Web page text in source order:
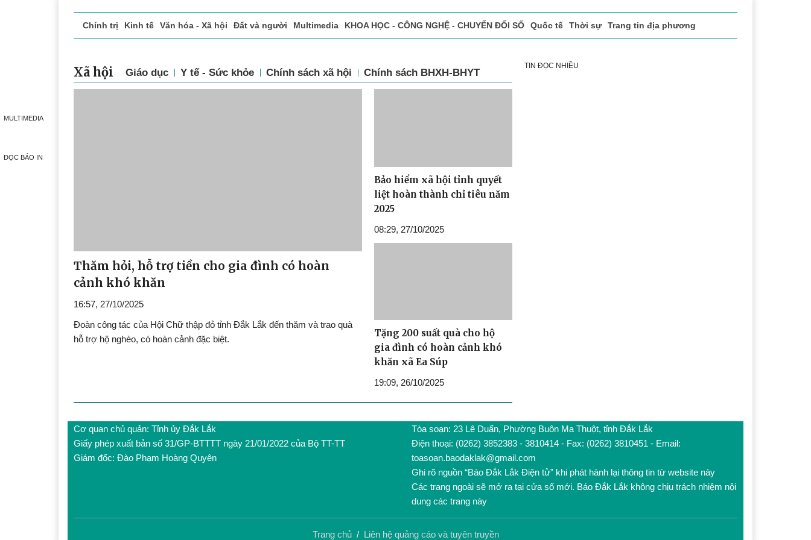
MULTIMEDIA
ĐỌC BÁO IN
Chính trị Kinh tế Văn hóa - Xã hội Đất và người Multimedia KHOA HỌC - CÔNG NGHỆ - CHUYỂN ĐỔI SỐ Quốc tế Thời sự Trang tin địa phương
Xã hội Giáo dục Y tế - Sức khỏe Chính sách xã hội Chính sách BHXH-BHYT
Thăm hỏi, hỗ trợ tiền cho gia đình có hoàn
cảnh khó khăn
16:57, 27/10/2025
Đoàn công tác của Hội Chữ thập đỏ tỉnh Đắk Lắk đến thăm và trao quà
hỗ trợ hộ nghèo, có hoàn cảnh đặc biệt.
Bảo hiểm xã hội tỉnh quyết
liệt hoàn thành chỉ tiêu năm
2025
08:29, 27/10/2025
Tặng 200 suất quà cho hộ
gia đình có hoàn cảnh khó
khăn xã Ea Súp
19:09, 26/10/2025
TIN ĐỌC NHIỀU
Cơ quan chủ quản: Tỉnh ủy Đắk Lắk
Giấy phép xuất bản số 31/GP-BTTTT ngày 21/01/2022 của Bộ TT-TT
Giám đốc: Đào Phạm Hoàng Quyên
Tòa soạn: 23 Lê Duẩn, Phường Buôn Ma Thuột, tỉnh Đắk Lắk
Điện thoại: (0262) 3852383 - 3810414 - Fax: (0262) 3810451 - Email:
toasoan.baodaklak@gmail.com
Ghi rõ nguồn “Báo Đắk Lắk Điện tử” khi phát hành lại thông tin từ website này
Các trang ngoài sẽ mở ra tại cửa sổ mới. Báo Đắk Lắk không chịu trách nhiệm nội
dung các trang này
Trang chủ/ Liên hệ quảng cáo và tuyên truyền